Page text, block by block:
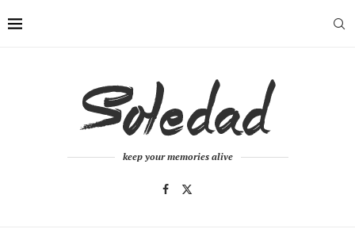
keep your memories alive